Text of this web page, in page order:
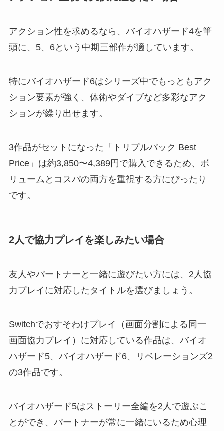
アクション性を求めるなら、バイオハザード4を筆
頭に、5、6という中期三部作が適しています。
特にバイオハザード6はシリーズ中でもっともアク
ション要素が強く、体術やダイブなど多彩なアク
ションが繰り出せます。
3作品がセットになった「トリプルパック Best
Price」は約3,850〜4,389円で購入できるため、ボ
リュームとコスパの両方を重視する方にぴったり
です。
2人で協力プレイを楽しみたい場合
友人やパートナーと一緒に遊びたい方には、2人協
力プレイに対応したタイトルを選びましょう。
Switchでおすそわけプレイ（画面分割による同一
画面協力プレイ）に対応している作品は、バイオ
ハザード5、バイオハザード6、リベレーションズ2
の3作品です。
バイオハザード5はストーリー全編を2人で遊ぶこ
とができ、パートナーが常に一緒にいるため心理